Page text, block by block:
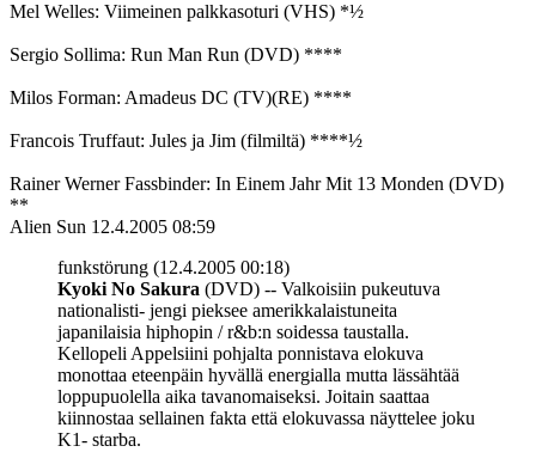
Mel Welles: Viimeinen palkkasoturi (VHS) *½
Sergio Sollima: Run Man Run (DVD) ****
Milos Forman: Amadeus DC (TV)(RE) ****
Francois Truffaut: Jules ja Jim (filmiltä) ****½
Rainer Werner Fassbinder: In Einem Jahr Mit 13 Monden (DVD)
**
Alien Sun 12.4.2005 08:59
funkstörung (12.4.2005 00:18)
Kyoki No Sakura (DVD) -- Valkoisiin pukeutuva
nationalisti- jengi pieksee amerikkalaistuneita
japanilaisia hiphopin / r&b:n soidessa taustalla.
Kellopeli Appelsiini pohjalta ponnistava elokuva
monottaa eteenpäin hyvällä energialla mutta lässähtää
loppupuolella aika tavanomaiseksi. Joitain saattaa
kiinnostaa sellainen fakta että elokuvassa näyttelee joku
K1- starba.